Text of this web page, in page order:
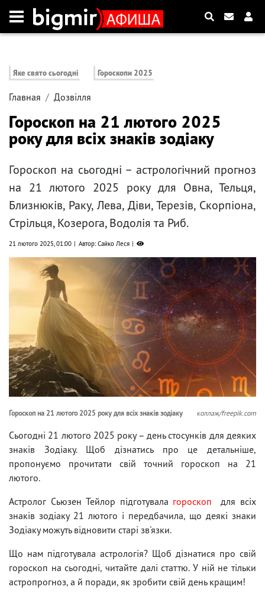
Яке свято сьогодні Гороскопи 2025
Главная Дозвілля
Гороскоп на 21 лютого 2025
року для всіх знаків зодіаку
Гороскоп на сьогодні – астрологічний прогноз
на 21 лютого 2025 року для Овна, Тельця,
Близнюків, Раку, Лева, Діви, Терезів, Скорпіона,
Стрільця, Козерога, Водолія та Риб.
21 лютого 2025, 01:00 Автор: Сайко Леся
Гороскоп на 21 лютого 2025 року для всіх знаків зодіаку коллаж/freepik.com
Сьогодні 21 лютого 2025 року – день стосунків для деяких
знаків Зодіаку. Щоб дізнатись про це детальніше,
пропонуємо прочитати свій точний гороскоп на 21
лютого.
Астролог Сьюзен Тейлор підготувала гороскоп для всіх
знаків зодіаку 21 лютого і передбачила, що деякі знаки
Зодіаку можуть відновити старі зв'язки.
Що нам підготувала астрологія? Щоб дізнатися про свій
гороскоп на сьогодні, читайте далі статтю. У ній не тільки
астропрогноз, а й поради, як зробити свій день кращим!